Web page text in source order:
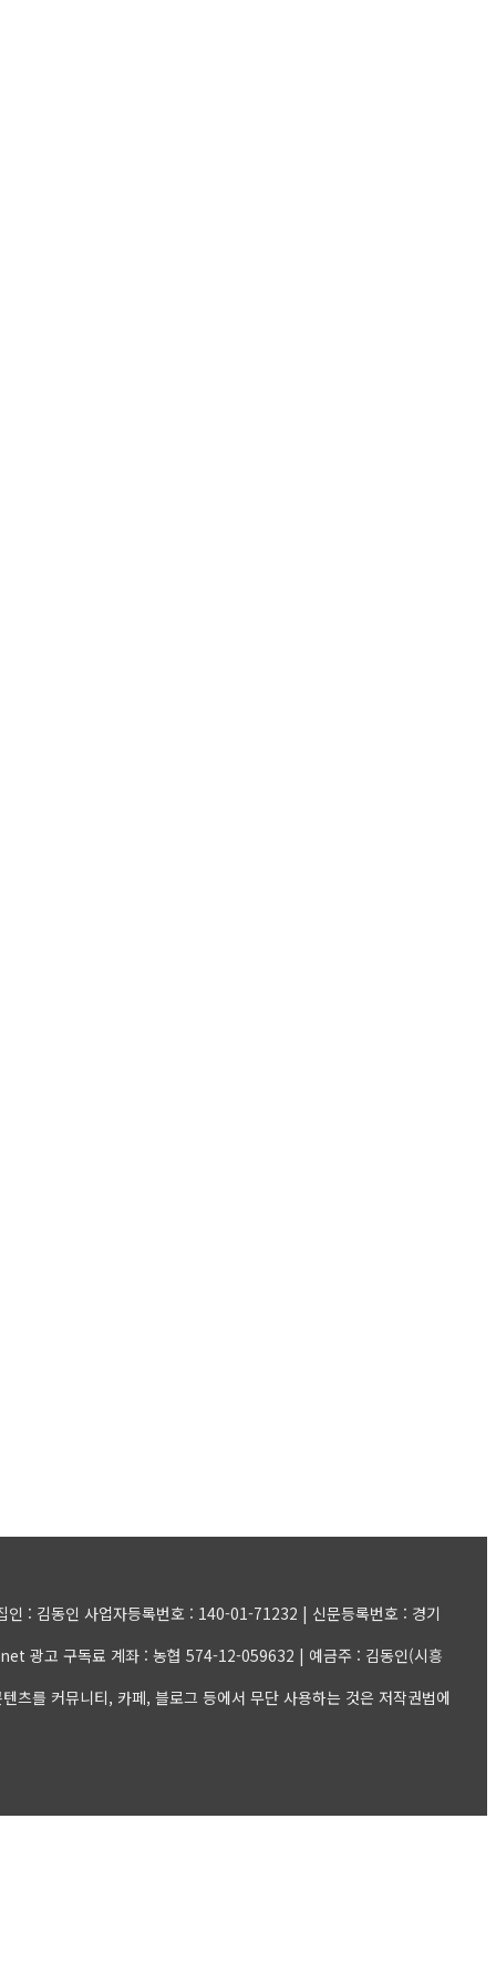
: 김동인 사업자등록번호 : 140-01-71232 | 신문등록번호 : 경기
광고 구독료 계좌 : 농협 574-12-059632 | 예금주 : 김동인(시흥
커뮤니티, 카페, 블로그 등에서 무단 사용하는 것은 저작권법에